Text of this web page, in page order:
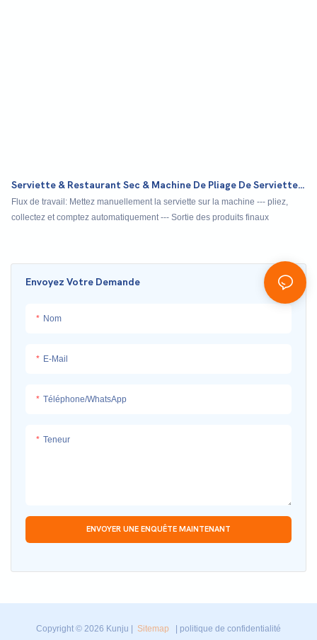
Envoyez Votre Demande
Nom
E-Mail
Téléphone/WhatsApp
Teneur
ENVOYER UNE ENQUÊTE MAINTENANT
Serviette & Restaurant Sec & Machine De Pliage De Serviette
Humide KJ-FZ300
Flux de travail: Mettez manuellement la serviette sur la machine --- pliez,
collectez et comptez automatiquement --- Sortie des produits finaux
Copyright © 2026 Kunju | Sitemap politique de confidentialité